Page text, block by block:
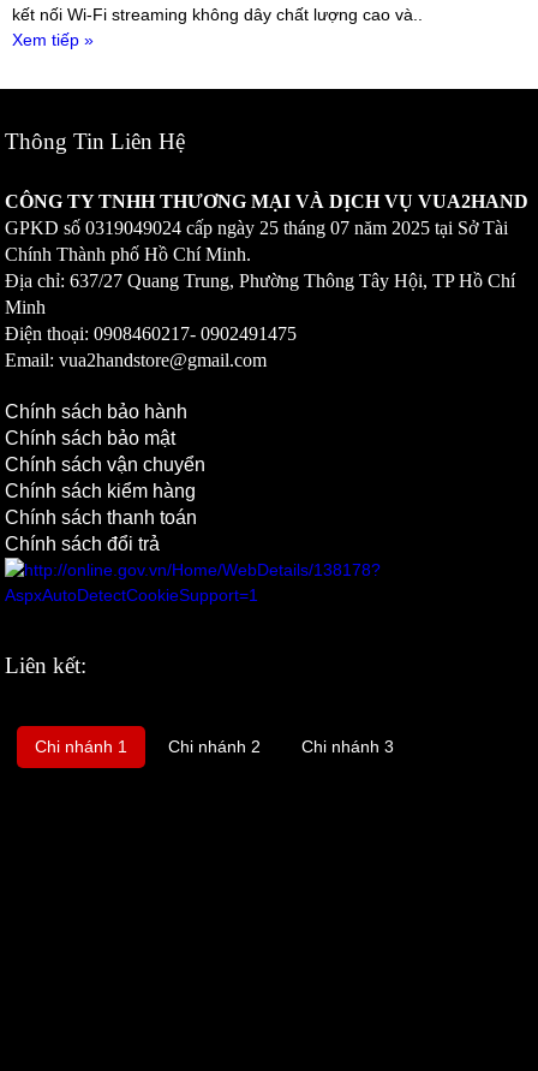
kết nối Wi-Fi streaming không dây chất lượng cao và..
Xem tiếp »
Thông Tin Liên Hệ
CÔNG TY TNHH THƯƠNG MẠI VÀ DỊCH VỤ VUA2HAND
GPKD số0319049024 cấp ngày 25 tháng 07 năm 2025 tại Sở Tài
Chính Thành phố Hồ Chí Minh.
Địa chỉ: 637/27 Quang Trung, Phường Thông Tây Hội, TP Hồ Chí
Minh
Điện thoại: 0908460217-0902491475
Email: vua2handstore@gmail.com
Chính sách bảo hành
Chính sách bảo mật
Chính sách vận chuyển
Chính sách kiểm hàng
Chính sách thanh toán
Chính sách đổi trả
Liên kết:
Chi nhánh 1 Chi nhánh 2 Chi nhánh 3